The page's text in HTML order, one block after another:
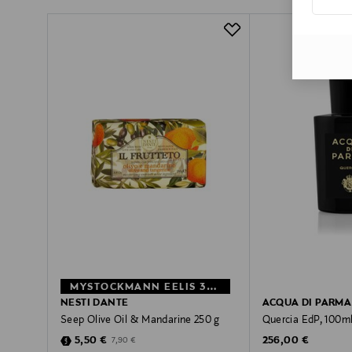
MYSTOCKMANN EELIS 30%
NESTI DANTE
Seep Olive Oil & Mandarine 250 g
Discounted Price
5,50 € Original Price
7,90 €
ACQUA DI PARMA
Quercia EdP, 100ml
Original Price
256,00 €